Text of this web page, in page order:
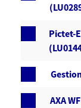
Pictet-
AXA